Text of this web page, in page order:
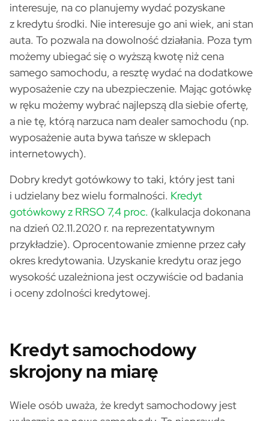
interesuje, na co planujemy wydać pozyskane
z kredytu środki. Nie interesuje go ani wiek, ani stan
auta. To pozwala na dowolność działania. Poza tym
możemy ubiegać się o wyższą kwotę niż cena
samego samochodu, a resztę wydać na dodatkowe
wyposażenie czy na ubezpieczenie. Mając gotówkę
w ręku możemy wybrać najlepszą dla siebie ofertę,
a nie tę, którą narzuca nam dealer samochodu (np.
wyposażenie auta bywa tańsze w sklepach
internetowych).
Dobry kredyt gotówkowy to taki, który jest tani
i udzielany bez wielu formalności. Kredyt
gotówkowy z RRSO 7,4 proc. (kalkulacja dokonana
na dzień 02.11.2020 r. na reprezentatywnym
przykładzie). Oprocentowanie zmienne przez cały
okres kredytowania. Uzyskanie kredytu oraz jego
wysokość uzależniona jest oczywiście od badania
i oceny zdolności kredytowej.
Kredyt samochodowy
skrojony na miarę
Wiele osób uważa, że kredyt samochodowy jest